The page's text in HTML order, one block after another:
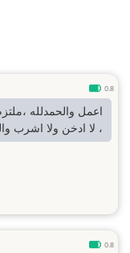
0.8
اعمل والحمدلله
، لا ادخن ولا اشرب
0.8